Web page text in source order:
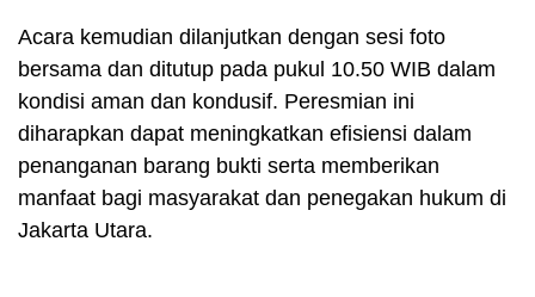
Acara kemudian dilanjutkan dengan sesi foto
bersama dan ditutup pada pukul 10.50 WIB dalam
kondisi aman dan kondusif. Peresmian ini
diharapkan dapat meningkatkan efisiensi dalam
penanganan barang bukti serta memberikan
manfaat bagi masyarakat dan penegakan hukum di
Jakarta Utara.